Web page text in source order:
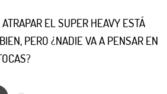
ATRAPAR EL SUPER HEAVY ESTÁ
PERO ¿NADIE VA A PENSAR EN